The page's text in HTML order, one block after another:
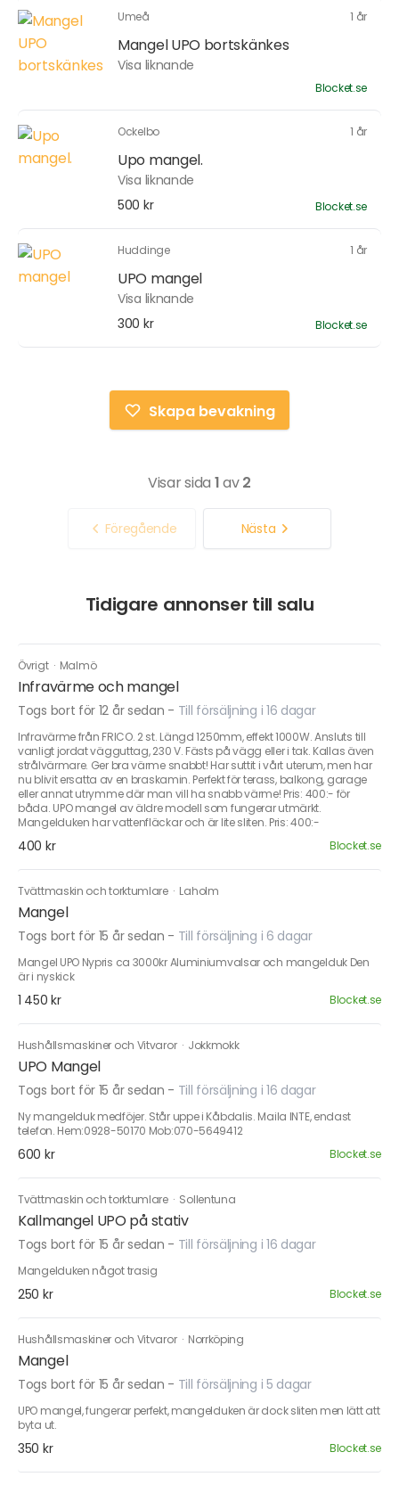
Umeå 1 år
Mangel UPO bortskänkes
Visa liknande
Blocket.se
Ockelbo 1 år
Upo mangel.
Visa liknande
500 kr
Blocket.se
Huddinge 1 år
UPO mangel
Visa liknande
300 kr
Blocket.se
Skapa bevakning
Visar sida 1av2
Föregående Nästa
Tidigare annonser till salu
Övrigt · Malmö
Infravärme och mangel
Togs bort för 12 år sedan - Till försäljning i 16 dagar
Infravärme från FRICO. 2 st. Längd 1250mm, effekt 1000W. Ansluts till
vanligt jordat vägguttag, 230 V. Fästs på vägg eller i tak. Kallas även
strålvärmare. Ger bra värme snabbt! Har suttit i vårt uterum, men har
nu blivit ersatta av en braskamin. Perfekt för terass, balkong, garage
eller annat utrymme där man vill ha snabb värme! Pris: 400:- för
båda. UPO mangel av äldre modell som fungerar utmärkt.
Mangelduken har vattenfläckar och är lite sliten. Pris: 400:-
400 kr Blocket.se
Tvättmaskin och torktumlare · Laholm
Mangel
Togs bort för 15 år sedan - Till försäljning i 6 dagar
Mangel UPO Nypris ca 3000kr Aluminiumvalsar och mangelduk Den
är i nyskick
1 450 kr Blocket.se
Hushållsmaskiner och Vitvaror · Jokkmokk
UPO Mangel
Togs bort för 15 år sedan - Till försäljning i 16 dagar
Ny mangelduk medföjer. Står uppe i Kåbdalis. Maila INTE, endast
telefon. Hem:0928-50170 Mob:070-5649412
600 kr Blocket.se
Tvättmaskin och torktumlare · Sollentuna
Kallmangel UPO på stativ
Togs bort för 15 år sedan - Till försäljning i 16 dagar
Mangelduken något trasig
250 kr Blocket.se
Hushållsmaskiner och Vitvaror · Norrköping
Mangel
Togs bort för 15 år sedan - Till försäljning i 5 dagar
UPO mangel, fungerar perfekt, mangelduken är dock sliten men lätt att
byta ut.
350 kr Blocket.se